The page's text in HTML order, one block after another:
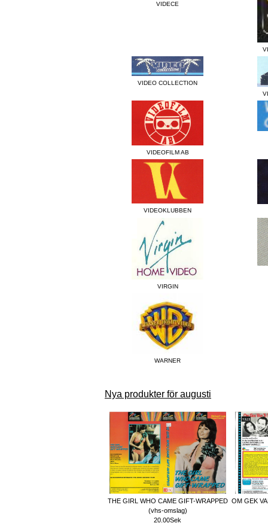
VIDECE
VIDEO COLLECTION
VIDEOFILM AB
VIDEOKLUBBEN
VIRGIN
WARNER
Nya produkter för augusti
THE GIRL WHO CAME GIFT-WRAPPED
(vhs-omslag)
20.00Sek
OM GEK